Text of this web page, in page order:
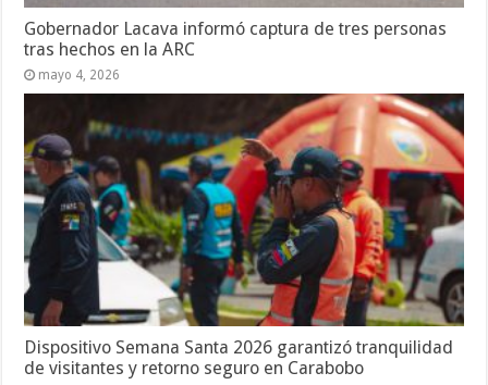
Gobernador Lacava informó captura de tres personas
tras hechos en la ARC
mayo 4, 2026
Dispositivo Semana Santa 2026 garantizó tranquilidad
de visitantes y retorno seguro en Carabobo